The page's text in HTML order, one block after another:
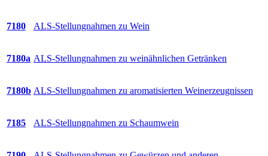
7180 ALS-Stellungnahmen zu Wein
7180a ALS-Stellungnahmen zu weinähnlichen Getränken
7180b ALS-Stellungnahmen zu aromatisierten Weinerzeugnissen
7185 ALS-Stellungnahmen zu Schaumwein